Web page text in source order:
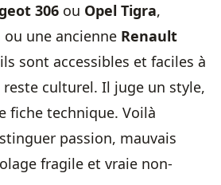
306 ou Opel Tigra,
ou une ancienne Renault
sont accessibles et faciles à
culturel. Il juge un style,
fiche technique. Voilà
passion, mauvais
fragile et vraie non-